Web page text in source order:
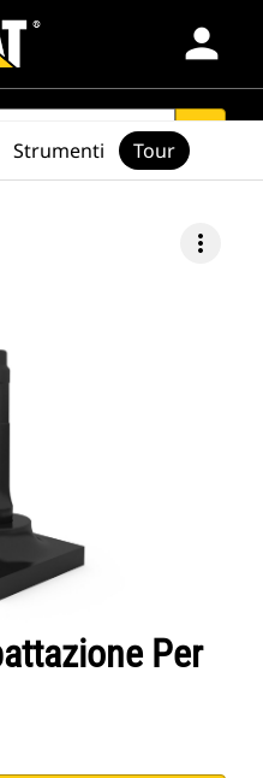
person
search
more_vert
Per
Strumenti Tour